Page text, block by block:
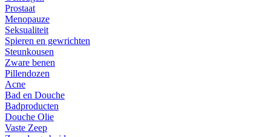
Prostaat
Menopauze
Seksualiteit
Spieren en gewrichten
Steunkousen
Zware benen
Pillendozen
Acne
Bad en Douche
Badproducten
Douche Olie
Vaste Zeep